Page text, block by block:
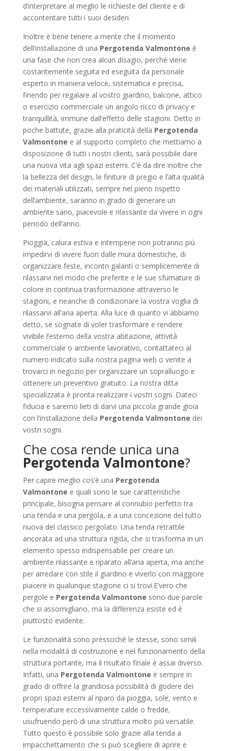
d’interpretare al meglio le richieste del cliente e di
accontentare tutti i suoi desideri.
Inoltre è bene tenere a mente che il momento
dell’installazione di una Pergotenda Valmontone è
una fase che non crea alcun disagio, perché viene
costantemente seguita ed eseguita da personale
esperto in maniera veloce, sistematica e precisa,
finendo per regalare al vostro giardino, balcone, attico
o esercizio commerciale un angolo ricco di privacy e
tranquillità, immune dall’effetto delle stagioni. Detto in
poche battute, grazie alla praticità della Pergotenda
Valmontone e al supporto completo che mettiamo a
disposizione di tutti i nostri clienti, sarà possibile dare
una nuova vita agli spazi esterni. C’è da dire inoltre che
la bellezza del design, le finiture di pregio e l’alta qualità
dei materiali utilizzati, sempre nel pieno rispetto
dell’ambiente, saranno in grado di generare un
ambiente sano, piacevole e rilassante da vivere in ogni
periodo dell’anno.
Pioggia, calura estiva e intemperie non potranno più
impedirvi di vivere fuori dalle mura domestiche, di
organizzare feste, incontri galanti o semplicemente di
rilassarvi nel modo che preferite e le sue sfumature di
colore in continua trasformazione attraverso le
stagioni, e neanche di condizionare la vostra voglia di
rilassarvi all’aria aperta. Alla luce di quanto vi abbiamo
detto, se sognate di voler trasformare e rendere
vivibile l’esterno della vostra abitazione, attività
commerciale o ambiente lavorativo, contattateci al
numero indicato sulla nostra pagina web o venite a
trovarci in negozio per organizzare un sopralluogo e
ottenere un preventivo gratuito. La nostra ditta
specializzata è pronta realizzare i vostri sogni. Dateci
fiducia e saremo lieti di darvi una piccola grande gioia
con l’installazione della Pergotenda Valmontone dei
vostri sogni.
Che cosa rende unica una
Pergotenda Valmontone?
Per capire meglio cos’è una Pergotenda
Valmontone e quali sono le sue caratteristiche
principale, bisogna pensare al connubio perfetto tra
una tenda e una pergola, e a una concezione del tutto
nuova del classico pergolato. Una tenda retrattile
ancorata ad una struttura rigida, che si trasforma in un
elemento spesso indispensabile per creare un
ambiente rilassante e riparato all’aria aperta, ma anche
per arredare con stile il giardino e viverlo con maggiore
piacere in qualunque stagione ci si trovi.E’vero che
pergole e Pergotenda Valmontone sono due parole
che si assomigliano, ma la differenza esiste ed è
piuttosto evidente.
Le funzionalità sono pressoché le stesse, sono simili
nella modalità di costruzione e nel funzionamento della
struttura portante, ma il risultato finale è assai diverso.
Infatti, una Pergotenda Valmontone è sempre in
grado di offrire la grandiosa possibilità di godere dei
propri spazi esterni al riparo da pioggia, sole, vento e
temperature eccessivamente calde o fredde,
usufruendo però di una struttura molto più versatile.
Tutto questo è possibile solo grazie alla tenda a
impacchettamento che si può scegliere di aprire e